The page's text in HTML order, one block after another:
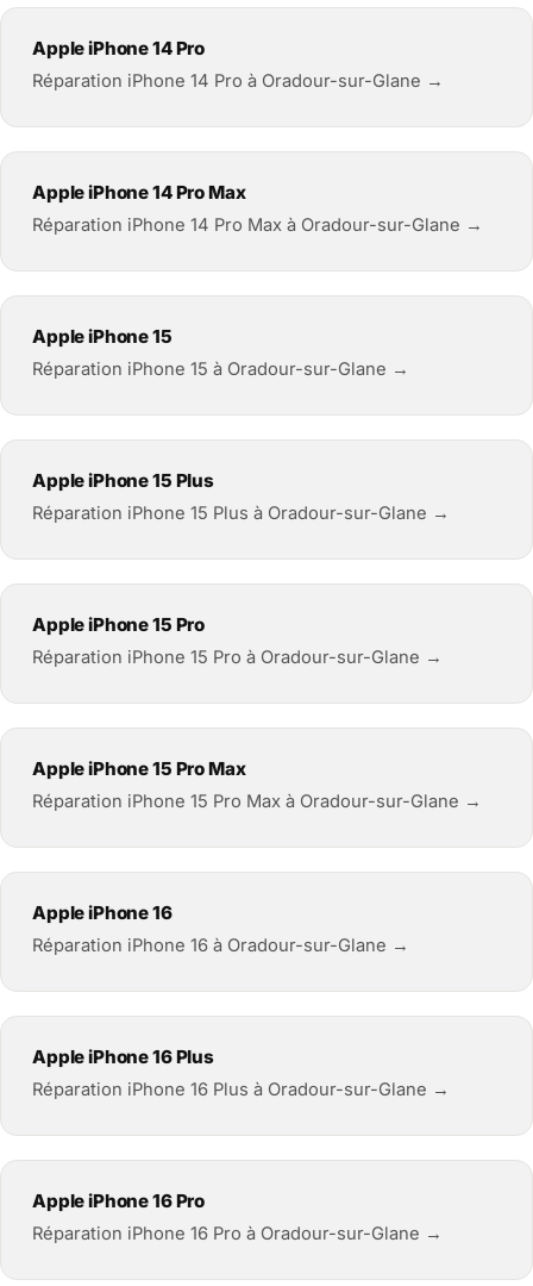
Apple iPhone 14 Pro
Réparation iPhone 14 Pro à Oradour-sur-Glane →
Apple iPhone 14 Pro Max
Réparation iPhone 14 Pro Max à Oradour-sur-Glane →
Apple iPhone 15
Réparation iPhone 15 à Oradour-sur-Glane →
Apple iPhone 15 Plus
Réparation iPhone 15 Plus à Oradour-sur-Glane →
Apple iPhone 15 Pro
Réparation iPhone 15 Pro à Oradour-sur-Glane →
Apple iPhone 15 Pro Max
Réparation iPhone 15 Pro Max à Oradour-sur-Glane →
Apple iPhone 16
Réparation iPhone 16 à Oradour-sur-Glane →
Apple iPhone 16 Plus
Réparation iPhone 16 Plus à Oradour-sur-Glane →
Apple iPhone 16 Pro
Réparation iPhone 16 Pro à Oradour-sur-Glane →